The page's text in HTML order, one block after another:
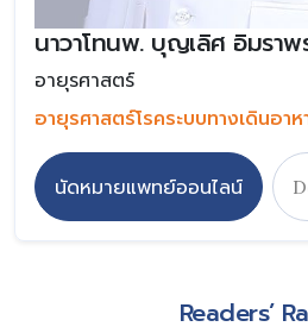
นาวาโทนพ. บุญเลิศ อิมราพ
อายุรศาสตร์
อายุรศาสตร์โรคระบบทางเดินอาห
นัดหมายแพทย์ออนไลน์
Readers’